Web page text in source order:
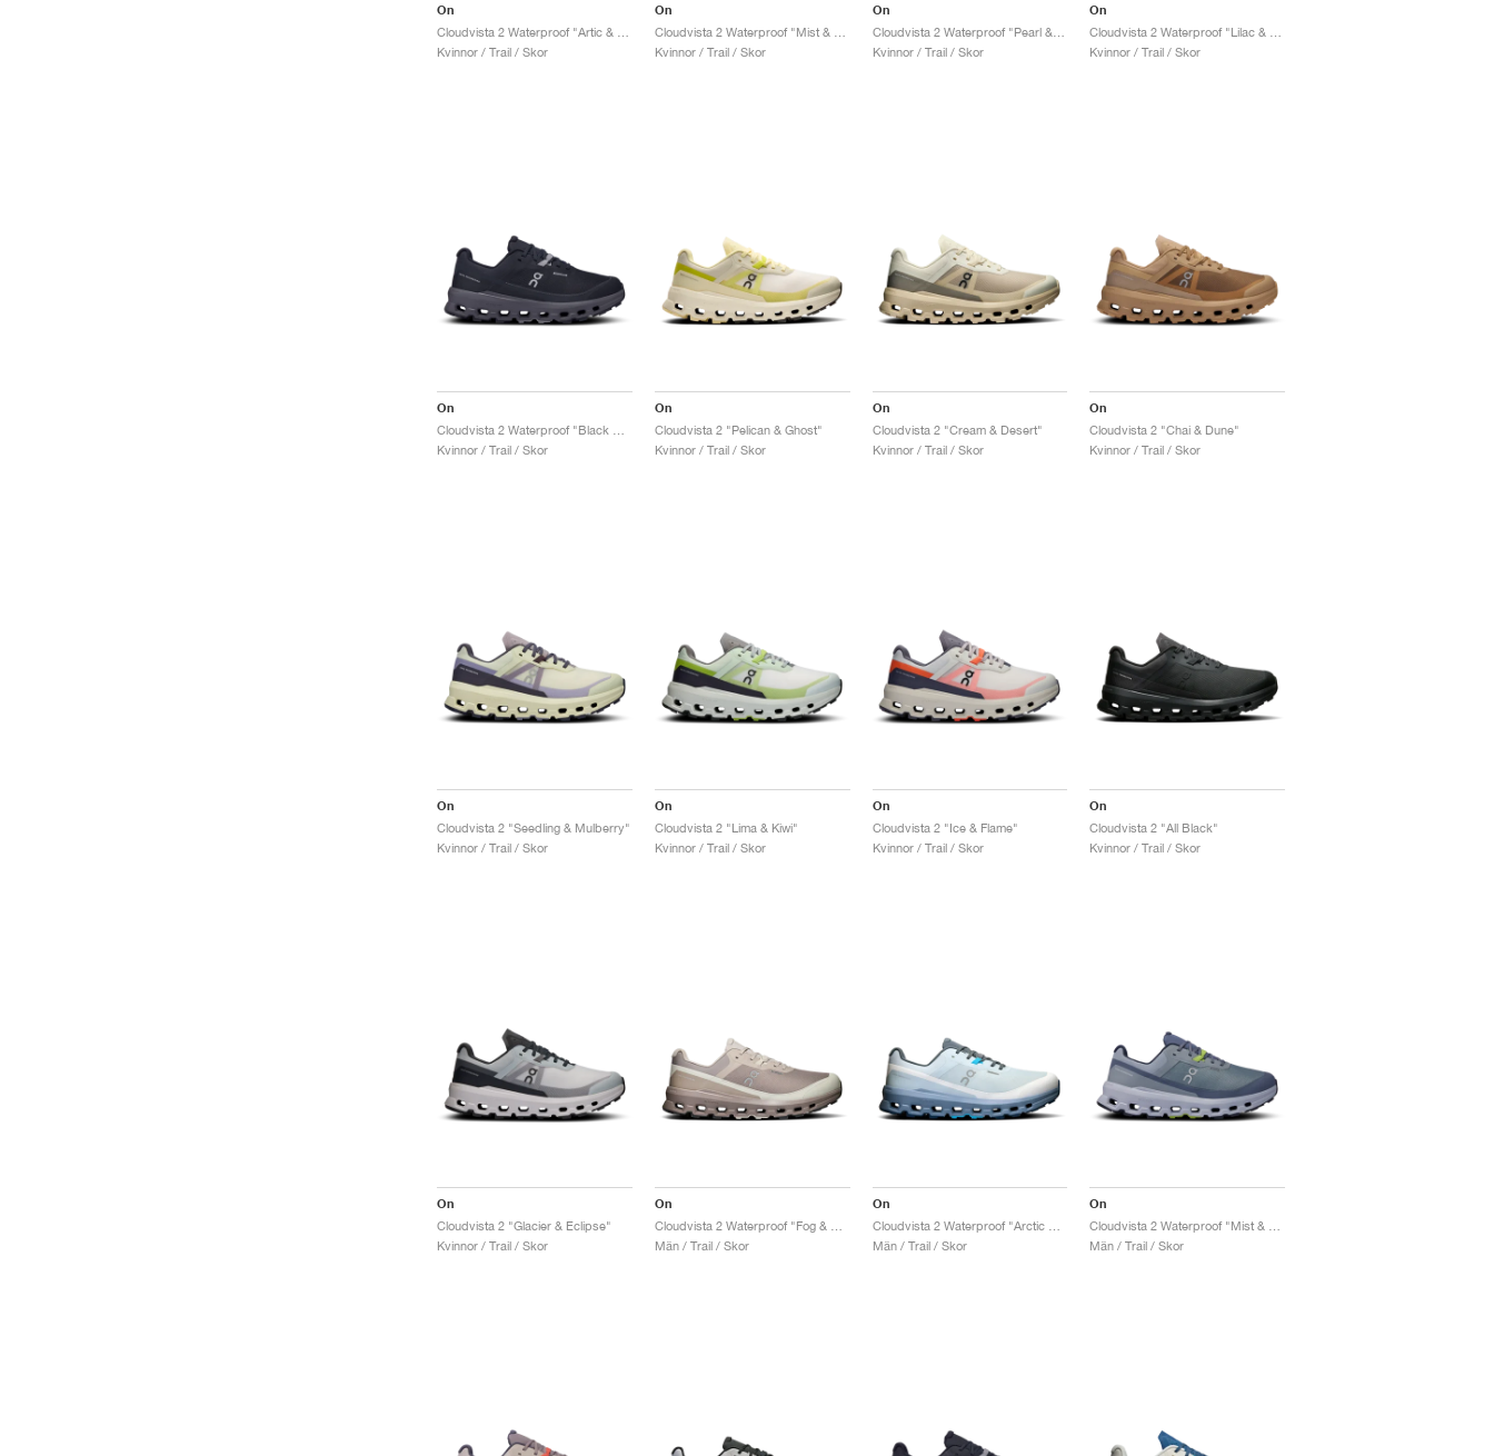
On
Kvinnor / Trail / Skor
On
Kvinnor / Trail / Skor
On
Kvinnor / Trail / Skor
On
Kvinnor / Trail / Skor
On
Kvinnor / Trail / Skor
On
Cloudvista 2 "Pelican & Ghost"
Kvinnor / Trail / Skor
On
Cloudvista 2 "Cream & Desert"
Kvinnor / Trail / Skor
On
Cloudvista 2 "Chai & Dune"
Kvinnor / Trail / Skor
On
Cloudvista 2 "Seedling & Mulberry"
Kvinnor / Trail / Skor
On
Cloudvista 2 "Lima & Kiwi"
Kvinnor / Trail / Skor
On
Cloudvista 2 "Ice & Flame"
Kvinnor / Trail / Skor
On
Cloudvista 2 "All Black"
Kvinnor / Trail / Skor
On
Cloudvista 2 "Glacier & Eclipse"
Kvinnor / Trail / Skor
On
Män / Trail / Skor
On
Män / Trail / Skor
On
Män / Trail / Skor